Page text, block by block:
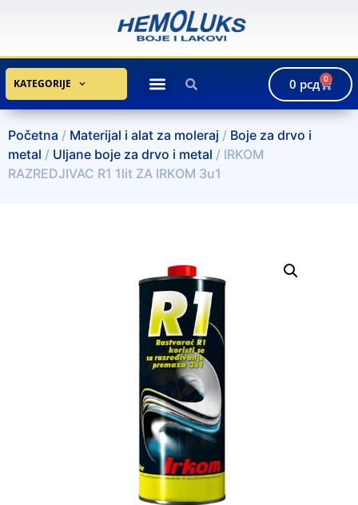
KATEGORIJE 0 рсд 0
Početna / Materijal i alat za moleraj / Boje za drvo i
metal / Uljane boje za drvo i metal / IRKOM
RAZREDJIVAC R1 1lit ZA IRKOM 3u1